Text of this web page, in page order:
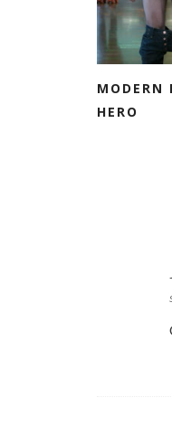
MODERN
HERO